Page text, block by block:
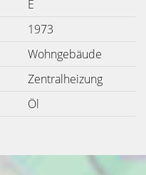
E
1973
Wohngebäude
Zentralheizung
Öl